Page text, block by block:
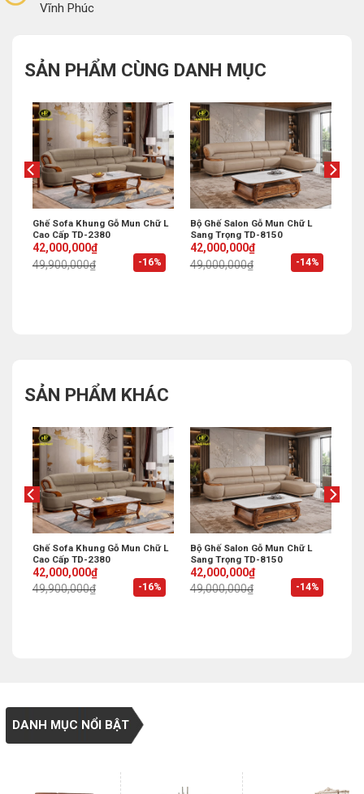
Vĩnh Phúc
SẢN PHẨM CÙNG DANH MỤC
-16%
Ghế Sofa Khung Gỗ Mun Chữ L
Cao Cấp TD-2380
49,900,000₫
Original
price
was:
42,000,000₫
Current
price
is:
-14%
Bộ Ghế Salon Gỗ Mun Chữ L
Sang Trọng TD-8150
49,000,000₫
Original
price
was:
42,000,000₫
Current
price
is:
SẢN PHẨM KHÁC
-16%
Ghế Sofa Khung Gỗ Mun Chữ L
Cao Cấp TD-2380
49,900,000₫
Original
price
was:
42,000,000₫
Current
price
is:
-14%
Bộ Ghế Salon Gỗ Mun Chữ L
Sang Trọng TD-8150
49,000,000₫
Original
price
was:
42,000,000₫
Current
price
is:
DANH MỤC NỔI BẬT